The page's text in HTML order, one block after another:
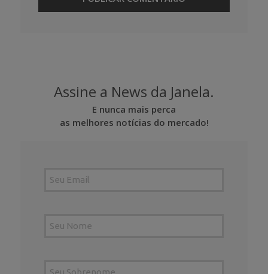
Assine a News da Janela.
E nunca mais perca
as melhores notícias do mercado!